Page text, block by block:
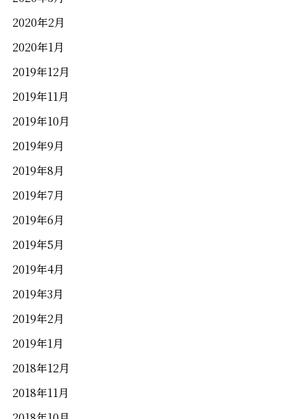
2020年2月
2020年1月
2019年12月
2019年11月
2019年10月
2019年9月
2019年8月
2019年7月
2019年6月
2019年5月
2019年4月
2019年3月
2019年2月
2019年1月
2018年12月
2018年11月